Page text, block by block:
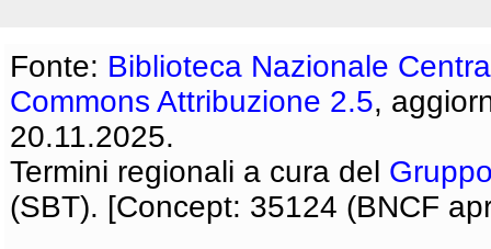
Fonte: Biblioteca Nazionale
Commons Attribuzione 2.5,
20.11.2025.
Termini regionali a cura del
(SBT). [Concept: 35124 (BNCF